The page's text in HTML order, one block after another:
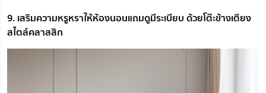
9. เสริมความหรูหราให้ห้องนอนแถมดูมีระเบียบ ด้วยโต๊ะข้างเตียง
สไตล์คลาสสิก